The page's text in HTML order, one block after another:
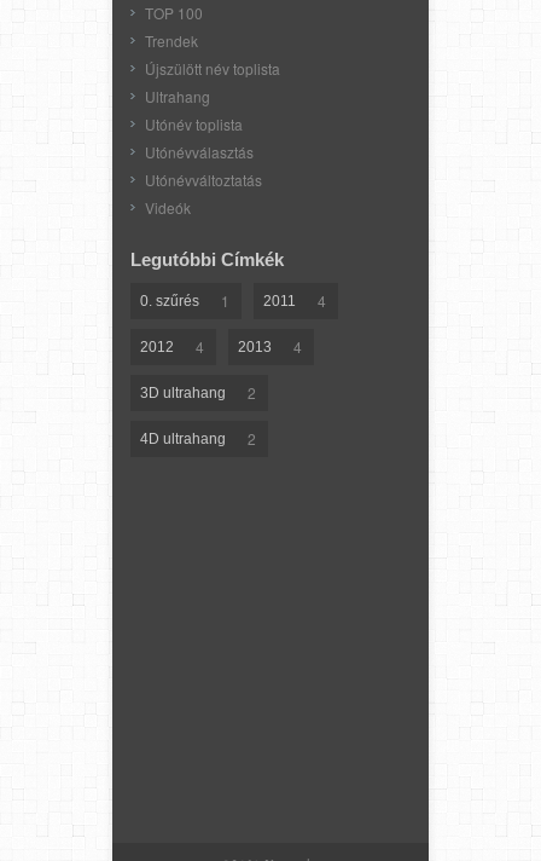
TOP 100
Trendek
Újszülött név toplista
Ultrahang
Utónév toplista
Utónévválasztás
Utónévváltoztatás
Videók
Legutóbbi Címkék
0. szűrés 1 2011 4
2012 4 2013 4
3D ultrahang 2
4D ultrahang 2